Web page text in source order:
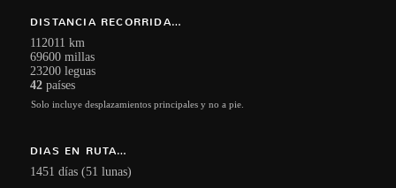
DISTANCIA RECORRIDA…
112011 km
69600 millas
23200 leguas
42 países
Solo incluye desplazamientos principales y no a pie.
DIAS EN RUTA…
1451 días (51 lunas)